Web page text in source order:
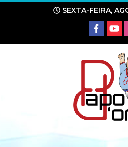
conteúdo
SEXTA-FEIRA,